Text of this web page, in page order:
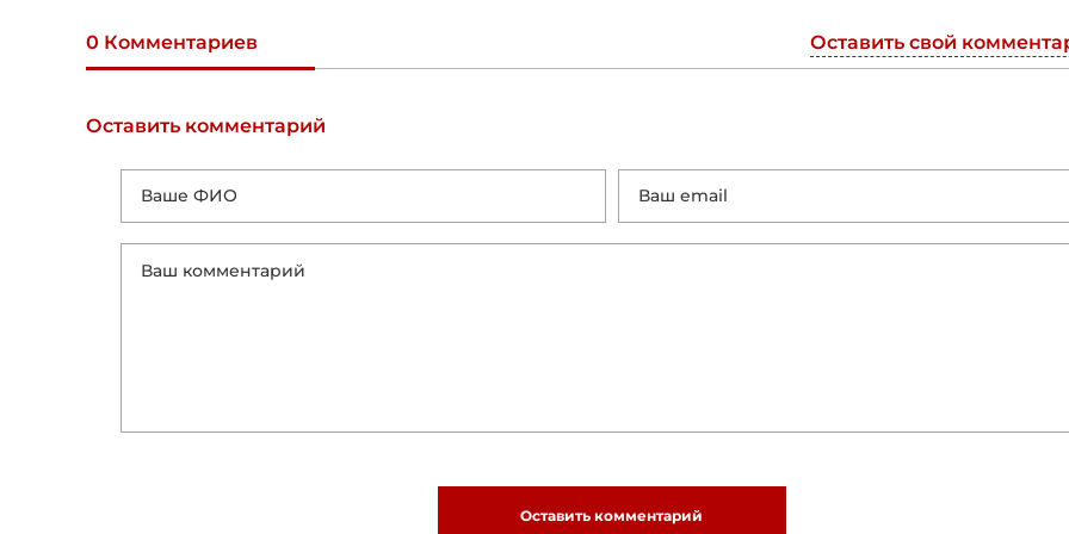
0 Комментариев Оставить свой
Оставить комментарий
Оставить комментарий